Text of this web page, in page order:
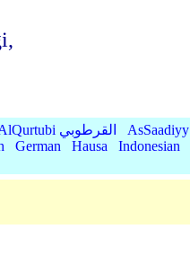
AlQurtubi القرطوبي
German Hausa Indonesian